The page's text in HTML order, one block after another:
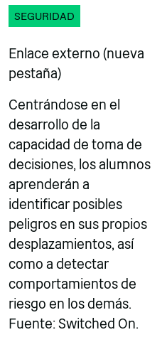
SEGURIDAD
Enlace externo (nueva
pestaña)
Centrándose en el
desarrollo de la
capacidad de toma de
decisiones, los alumnos
aprenderán a
identificar posibles
peligros en sus propios
desplazamientos, así
como a detectar
comportamientos de
riesgo en los demás.
Fuente: Switched On.